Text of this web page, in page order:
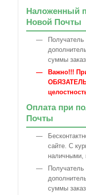
Наложенный
Новой Почты
Получатель
суммы
Важно!!!
Оплата при
Почты
сайте. С
наличными,
Получатель
суммы